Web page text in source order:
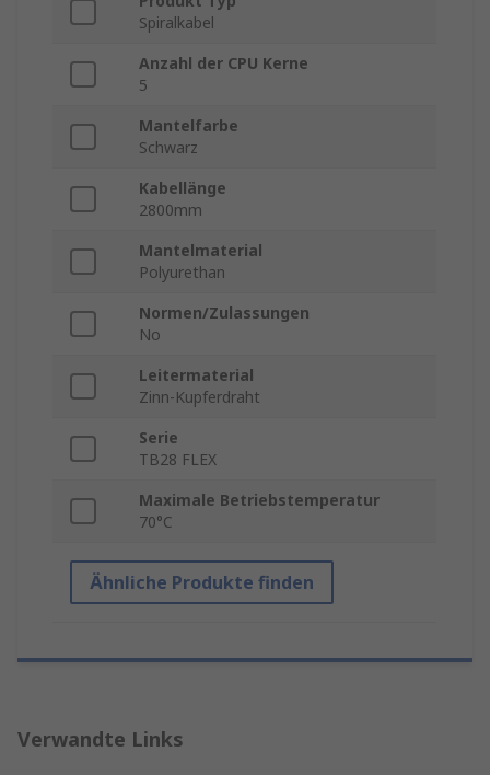
Spiralkabel
Anzahl der CPU Kerne
5
Mantelfarbe
Schwarz
Kabellänge
2800mm
Mantelmaterial
Polyurethan
Normen/Zulassungen
No
Leitermaterial
Zinn-Kupferdraht
Serie
TB28 FLEX
Maximale Betriebstemperatur
70°C
Ähnliche Produkte finden
Verwandte Links